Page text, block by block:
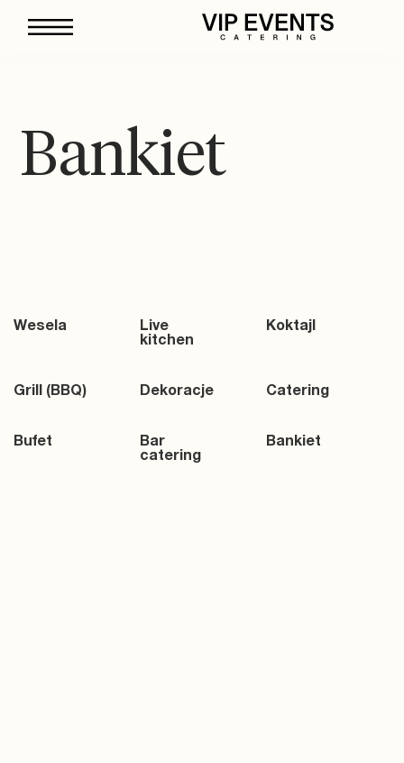
Bankiet
Wesela
Live
kitchen
Koktajl
Grill (BBQ) Dekoracje Catering
Bufet
Bar
catering
Bankiet